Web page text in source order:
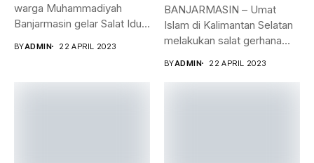
warga Muhammadiyah
Banjarmasin gelar Salat Idul
BYADMIN 22 APRIL 2023
BANJARMASIN – Umat
Islam di Kalimantan Selatan
melakukan salat gerhana
BYADMIN 22 APRIL 2023